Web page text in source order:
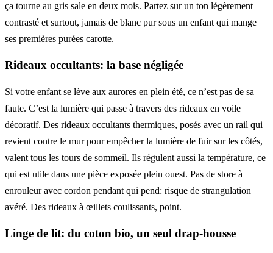
ça tourne au gris sale en deux mois. Partez sur un ton légèrement
contrasté et surtout, jamais de blanc pur sous un enfant qui mange
ses premières purées carotte.
Rideaux occultants: la base négligée
Si votre enfant se lève aux aurores en plein été, ce n’est pas de sa
faute. C’est la lumière qui passe à travers des rideaux en voile
décoratif. Des rideaux occultants thermiques, posés avec un rail qui
revient contre le mur pour empêcher la lumière de fuir sur les côtés,
valent tous les tours de sommeil. Ils régulent aussi la température, ce
qui est utile dans une pièce exposée plein ouest. Pas de store à
enrouleur avec cordon pendant qui pend: risque de strangulation
avéré. Des rideaux à œillets coulissants, point.
Linge de lit: du coton bio, un seul drap-housse